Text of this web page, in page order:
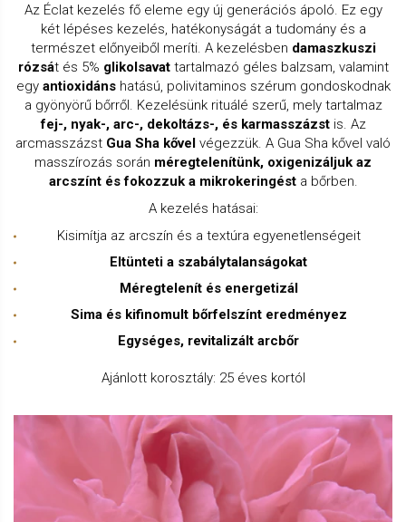
Az Éclat kezelés fő eleme egy új generációs ápoló. Ez egy
két lépéses kezelés, hatékonyságát a tudomány és a
természet előnyeiből meríti. A kezelésben damaszkuszi
rózsát és 5% glikolsavattartalmazó géles balzsam, valamint
egy antioxidánshatású, polivitaminos szérum gondoskodnak
a gyönyörű bőrről. Kezelésünk rituálé szerű, mely tartalmaz
fej-, nyak-, arc-, dekoltázs-, és karmasszázstis. Az
arcmasszázst Gua Sha kővel végezzük. A Gua Sha kővel való
masszírozás során méregtelenítünk, oxigenizáljuk az
arcszínt és fokozzuk a mikrokeringésta bőrben.
A kezelés hatásai:
Kisimítja az arcszín és a textúra egyenetlenségeit
Eltünteti a szabálytalanságokat
Méregtelenít és energetizál
Sima és kifinomult bőrfelszínt eredményez
Egységes, revitalizált arcbőr
Ajánlott korosztály: 25 éves kortól